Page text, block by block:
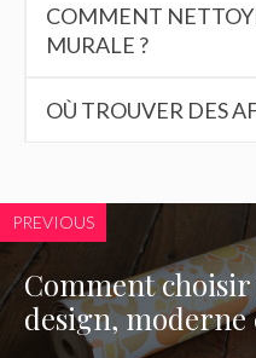
COMMENT
MURALE ?
OÙ TROUVER DES
PREVIOUS
Comment
design,